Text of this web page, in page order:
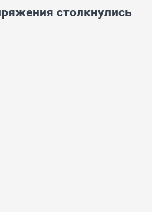
столкнулись